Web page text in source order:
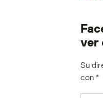
ver
Su
con *